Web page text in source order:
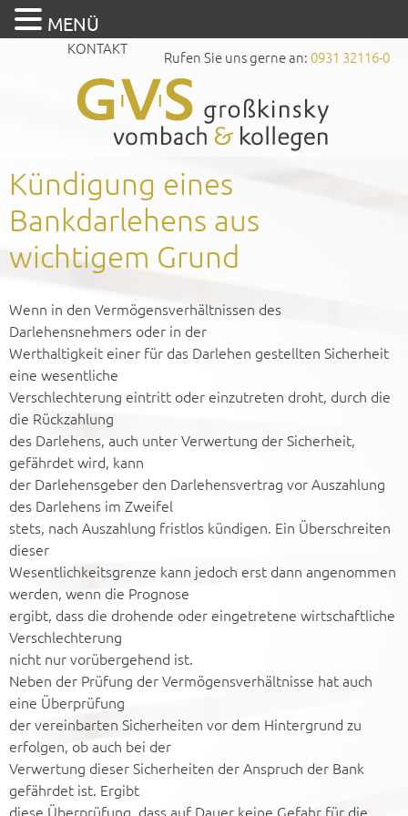
Rufen Sie uns gerne an: 0931 32116-0
KONTAKT
Kündigung eines
Bankdarlehens aus
wichtigem Grund
Wenn in den Vermögensverhältnissen des
Darlehensnehmers oder in der
Werthaltigkeit einer für das Darlehen gestellten Sicherheit
eine wesentliche
Verschlechterung eintritt oder einzutreten droht, durch die
die Rückzahlung
des Darlehens, auch unter Verwertung der Sicherheit,
gefährdet wird, kann
der Darlehensgeber den Darlehensvertrag vor Auszahlung
des Darlehens im Zweifel
stets, nach Auszahlung fristlos kündigen. Ein Überschreiten
dieser
Wesentlichkeitsgrenze kann jedoch erst dann angenommen
werden, wenn die Prognose
ergibt, dass die drohende oder eingetretene wirtschaftliche
Verschlechterung
nicht nur vorübergehend ist.
Neben der Prüfung der Vermögensverhältnisse hat auch
eine Überprüfung
der vereinbarten Sicherheiten vor dem Hintergrund zu
erfolgen, ob auch bei der
Verwertung dieser Sicherheiten der Anspruch der Bank
gefährdet ist. Ergibt
diese Überprüfung, dass auf Dauer keine Gefahr für die
MENÜ